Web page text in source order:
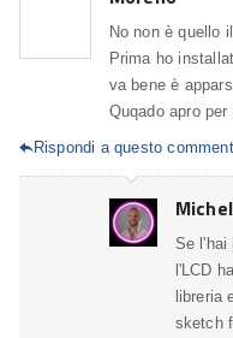
No non è quello
Prima ho
va bene è
Quqado apro
Rispondi a questo
Se l'hai
l'LCD
libreria
sketch